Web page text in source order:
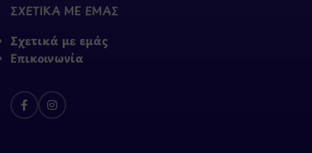
ΣΧΕΤΙΚΑ ΜΕ ΕΜΑΣ
Σχετικά με εμάς
Επικοινωνία